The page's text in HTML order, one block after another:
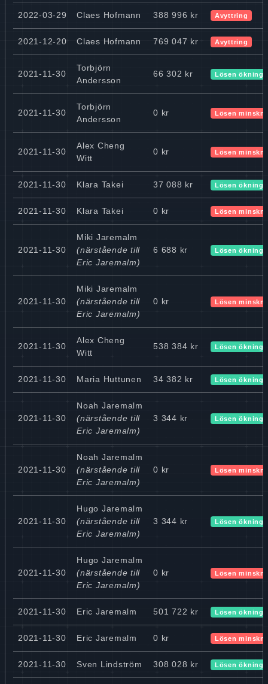
2022-03-29 Claes Hofmann 388 996 kr Avyttring
2021-12-20 Claes Hofmann 769 047 kr Avyttring
2021-11-30
Torbjörn
Andersson
66 302 kr Lösen ökning
2021-11-30
Torbjörn
Andersson
0 kr Lösen
2021-11-30
Alex Cheng
Witt
0 kr Lösen
2021-11-30 Klara Takei 37 088 kr Lösen ökning
2021-11-30 Klara Takei 0 kr Lösen
2021-11-30
Miki Jaremalm
(närstående till
Eric Jaremalm)
6 688 kr Lösen ökning
2021-11-30
Miki Jaremalm
(närstående till
Eric Jaremalm)
0 kr Lösen
2021-11-30
Alex Cheng
Witt
538 384 kr Lösen ökning
2021-11-30 Maria Huttunen 34 382 kr Lösen ökning
2021-11-30
Noah Jaremalm
(närstående till
Eric Jaremalm)
3 344 kr Lösen ökning
2021-11-30
Noah Jaremalm
(närstående till
Eric Jaremalm)
0 kr Lösen
2021-11-30
Hugo Jaremalm
(närstående till
Eric Jaremalm)
3 344 kr Lösen ökning
2021-11-30
Hugo Jaremalm
(närstående till
Eric Jaremalm)
0 kr Lösen
2021-11-30 Eric Jaremalm 501 722 kr Lösen ökning
2021-11-30 Eric Jaremalm 0 kr Lösen
2021-11-30 Sven Lindström 308 028 kr Lösen ökning